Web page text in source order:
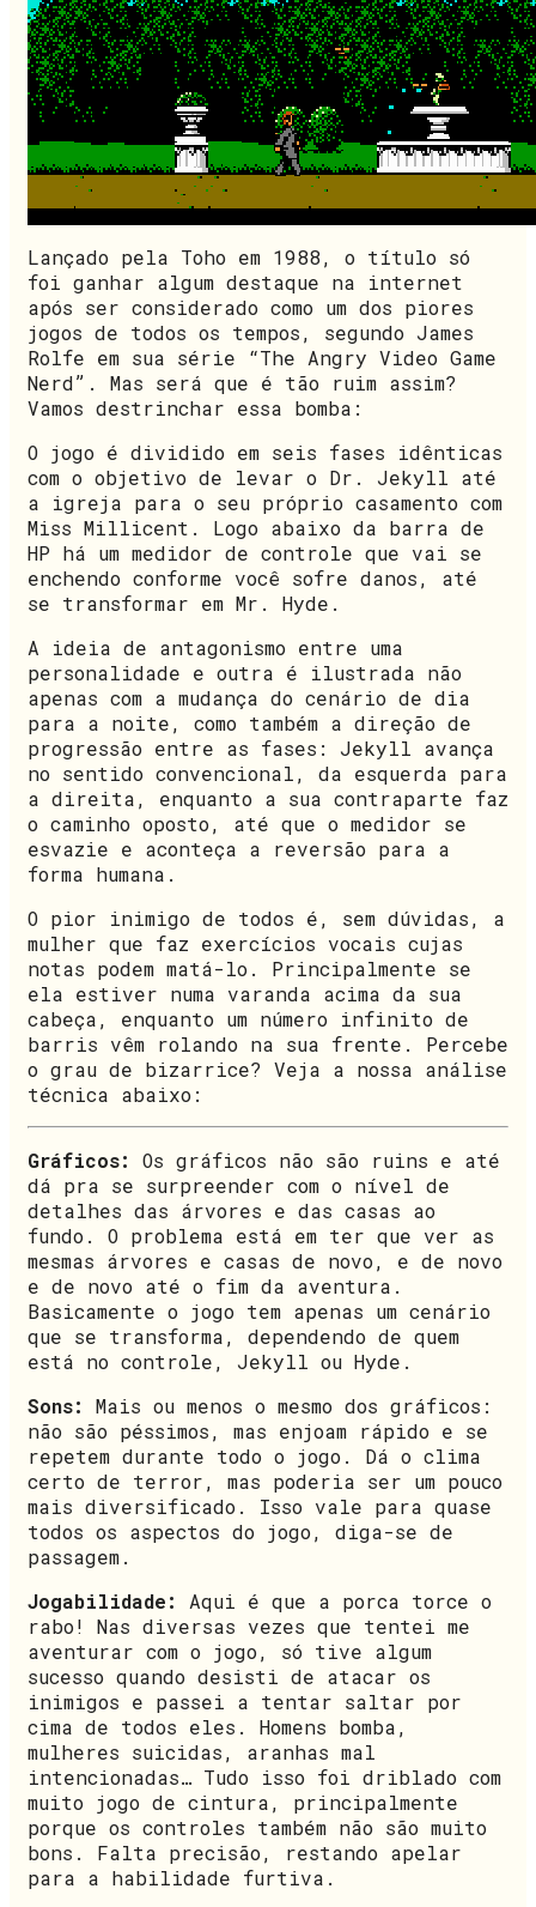
Lançado pela Toho em 1988, o título só
foi ganhar algum destaque na internet
após ser considerado como um dos piores
jogos de todos os tempos, segundo James
Rolfe em sua série “The Angry Video Game
Nerd”. Mas será que é tão ruim assim?
Vamos destrinchar essa bomba:
O jogo é dividido em seis fases idênticas
com o objetivo de levar o Dr. Jekyll até
a igreja para o seu próprio casamento com
Miss Millicent. Logo abaixo da barra de
HP há um medidor de controle que vai se
enchendo conforme você sofre danos, até
se transformar em Mr. Hyde.
A ideia de antagonismo entre uma
personalidade e outra é ilustrada não
apenas com a mudança do cenário de dia
para a noite, como também a direção de
progressão entre as fases: Jekyll avança
no sentido convencional, da esquerda para
a direita, enquanto a sua contraparte faz
o caminho oposto, até que o medidor se
esvazie e aconteça a reversão para a
forma humana.
O pior inimigo de todos é, sem dúvidas, a
mulher que faz exercícios vocais cujas
notas podem matá-lo. Principalmente se
ela estiver numa varanda acima da sua
cabeça, enquanto um número infinito de
barris vêm rolando na sua frente. Percebe
o grau de bizarrice? Veja a nossa análise
técnica abaixo:
Gráficos:
Os gráficos não são ruins e até
dá pra se surpreender com o nível de
detalhes das árvores e das casas ao
fundo. O problema está em ter que ver as
mesmas árvores e casas de novo, e de novo
e de novo até o fim da aventura.
Basicamente o jogo tem apenas um cenário
que se transforma, dependendo de quem
está no controle, Jekyll ou Hyde.
Sons:
Mais ou menos o mesmo dos gráficos:
não são péssimos, mas enjoam rápido e se
repetem durante todo o jogo. Dá o clima
certo de terror, mas poderia ser um pouco
mais diversificado. Isso vale para quase
todos os aspectos do jogo, diga-se de
passagem.
Jogabilidade:
Aqui é que a porca torce o
rabo! Nas diversas vezes que tentei me
aventurar com o jogo, só tive algum
sucesso quando desisti de atacar os
inimigos e passei a tentar saltar por
cima de todos eles. Homens bomba,
mulheres suicidas, aranhas mal
intencionadas… Tudo isso foi driblado com
muito jogo de cintura, principalmente
porque os controles também não são muito
bons. Falta precisão, restando apelar
para a habilidade furtiva.